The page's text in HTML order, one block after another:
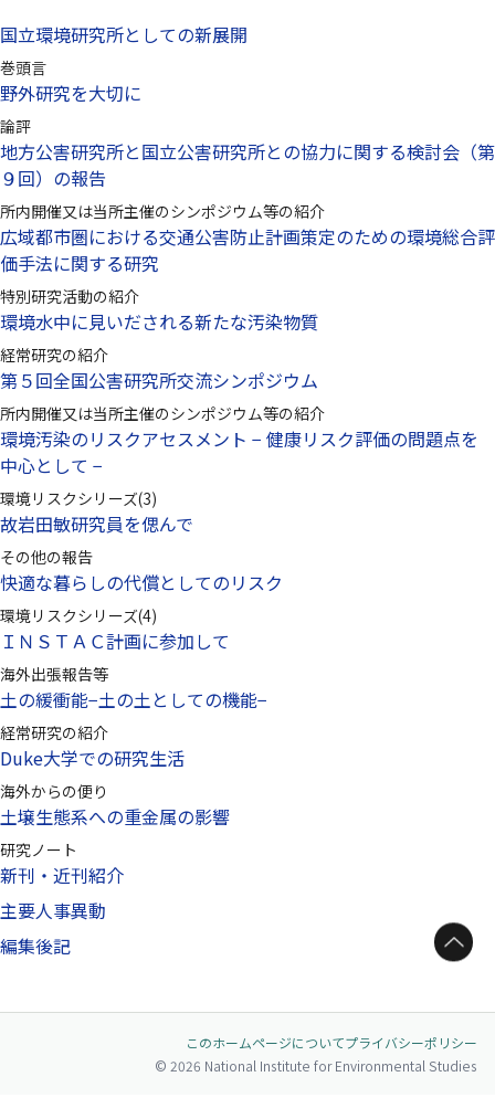
国立環境研究所としての新展開
巻頭言
野外研究を大切に
論評
地方公害研究所と国立公害研究所との協力に関する検討会（第
９回）の報告
所内開催又は当所主催のシンポジウム等の紹介
広域都市圏における交通公害防止計画策定のための環境総合評
価手法に関する研究
特別研究活動の紹介
環境水中に見いだされる新たな汚染物質
経常研究の紹介
第５回全国公害研究所交流シンポジウム
所内開催又は当所主催のシンポジウム等の紹介
環境汚染のリスクアセスメント − 健康リスク評価の問題点を
中心として −
環境リスクシリーズ(3)
故岩田敏研究員を偲んで
その他の報告
快適な暮らしの代償としてのリスク
環境リスクシリーズ(4)
ＩＮＳＴＡＣ計画に参加して
海外出張報告等
土の緩衝能−土の土としての機能−
経常研究の紹介
Duke大学での研究生活
海外からの便り
土壌生態系への重金属の影響
研究ノート
新刊・近刊紹介
主要人事異動
編集後記
ページトップへ
このホームページについてプライバシーポリシー
© 2026 National Institute for Environmental Studies